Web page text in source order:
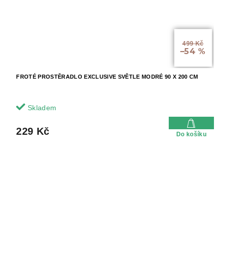
499 Kč
–54 %
FROTÉ PROSTĚRADLO EXCLUSIVE SVĚTLE MODRÉ 90 X 200 CM
Skladem
229 Kč Do košíku